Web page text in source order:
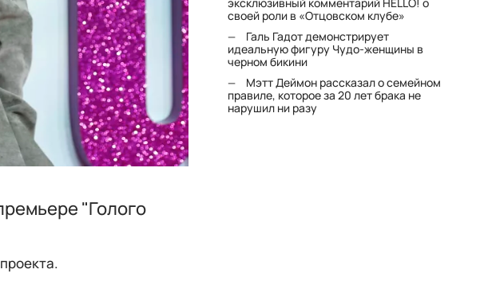
"Голого
своей роли в «Отцовском клубе»
Галь Гадот демонстрирует
идеальную фигуру Чудо-женщины в
черном бикини
Мэтт Деймон рассказал о семейном
правиле, которое за 20 лет брака не
нарушил ни разу